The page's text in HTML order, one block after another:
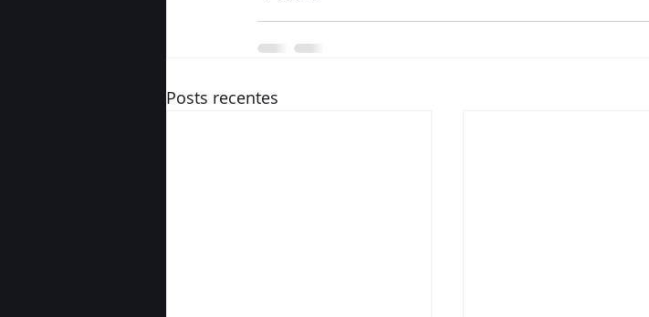
Posts recentes